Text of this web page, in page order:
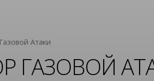
Атаки
ГАЗОВОЙ